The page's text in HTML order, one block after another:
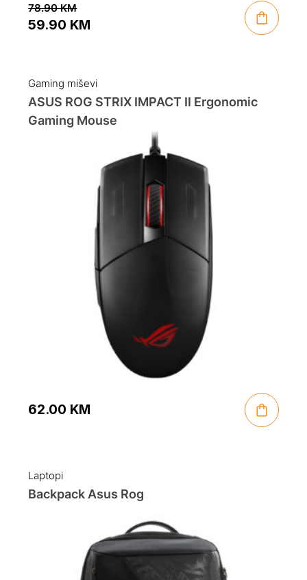
78.90KM
was:
78.90 KM.
59.90 KM
is:
59.90 KM.
Gaming miševi
ASUS ROG STRIX IMPACT II Ergonomic
Gaming Mouse
62.00 KM
Laptopi
Backpack Asus Rog